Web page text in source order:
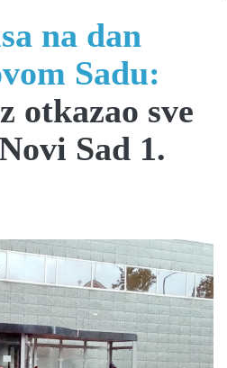
na dan
Sadu:
otkazao sve
Sad 1.